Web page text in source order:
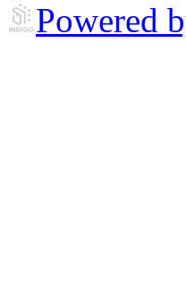
Powered